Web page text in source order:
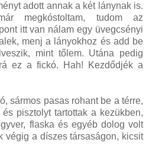
adott annak a két lánynak is.
megkóstoltam, tudom az
itt van nálam egy üvegcsényi
menj a lányokhoz és add be
mint tőlem. Utána pedig
ez a fickó. Hah! Kezdődjék a
sármos pasas rohant be a térre,
pisztolyt tartottak a kezükben,
flaska és egyéb dolog volt
végig a díszes társaságon, kicsit